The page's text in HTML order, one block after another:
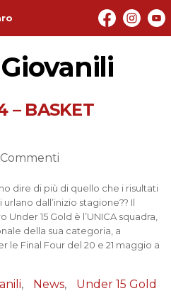
Giovanili
– BASKET
dire di più di quello che i risultati
dall’inizio stagione?? Il
Under 15 Gold è l’UNICA squadra,
della sua categoria, a
le Final Four del 20 e 21 maggio a
da squadra imbattuta!! Nella
News Under 15 Gold